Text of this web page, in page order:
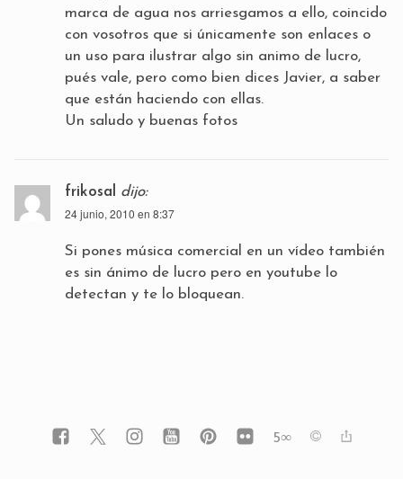
marca de agua nos arriesgamos a ello, coincido
con vosotros que si únicamente son enlaces o
un uso para ilustrar algo sin animo de lucro,
pués vale, pero como bien dices Javier, a saber
que están haciendo con ellas.
Un saludo y buenas fotos
frikosal
dijo:
24 junio, 2010 en 8:37
Si pones música comercial en un vídeo también
es sin ánimo de lucro pero en youtube lo
detectan y te lo bloquean.
5∞